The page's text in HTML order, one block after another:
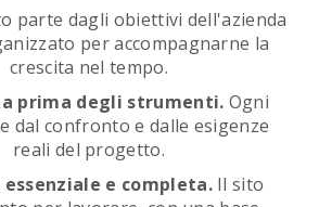
parte dagli obiettivi dell'azienda
per accompagnarne la
crescita nel tempo.
prima degli strumenti. Ogni
dal confronto e dalle esigenze
reali del progetto.
e completa.Il sito